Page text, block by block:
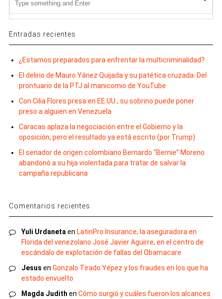
Entradas recientes
¿Estamos preparados para enfrentar la multicriminalidad?
El delirio de Mauro Yánez Quijada y su patética cruzada: Del
prontuario de la PTJ al manicomio de YouTube
Con Cilia Flores presa en EE.UU., su sobrino puede poner
preso a alguien en Venezuela
Caracas aplaza la negociación entre el Gobierno y la
oposición, pero el resultado ya está escrito (por Trump)
El senador de origen colombiano Bernardo “Bernie” Moreno
abandonó a su hija violentada para tratar de salvar la
campaña republicana
Comentarios recientes
Yuli Urdaneta en LatinPro Insurance, la aseguradora en
Florida del venezolano José Javier Aguirre, en el centro de
escándalo de explotación de fallas del Obamacare
Jesus en Gonzalo Tirado Yépez y los fraudes en los que ha
estado envuelto
Magda Judith en Cómo surgió y cuáles fueron los alcances